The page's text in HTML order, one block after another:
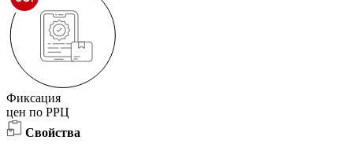
Фиксация
цен по РРЦ
Свойства